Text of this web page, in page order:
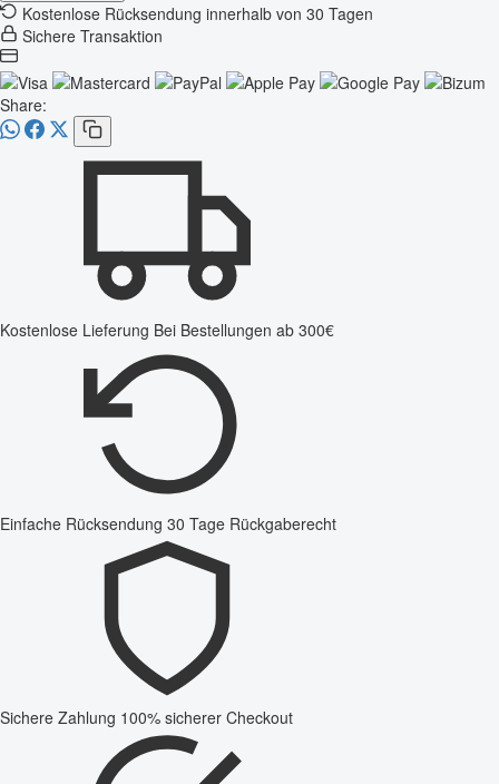
Kostenlose Rücksendung innerhalb von 30 Tagen
Sichere Transaktion
Share:
Kostenlose Lieferung Bei Bestellungen ab 300€
Einfache Rücksendung 30 Tage Rückgaberecht
Sichere Zahlung 100% sicherer Checkout